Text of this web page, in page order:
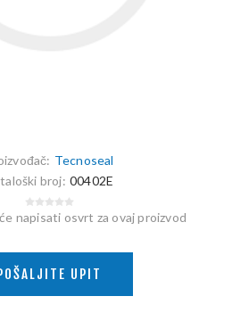
Tecnoseal
broj: 00402E
napisati osvrt za ovaj proizvod
UPIT